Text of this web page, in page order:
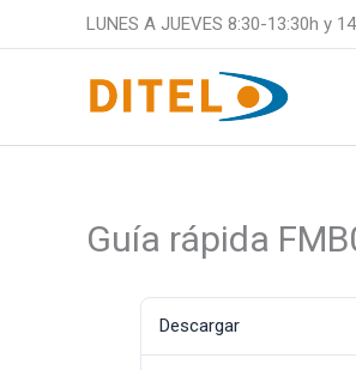
LUNES A JUEVES 8:30-13:30h y
Guía rápida
Descargar